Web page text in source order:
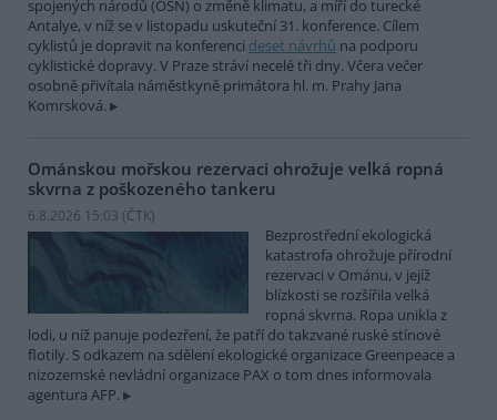
spojených národů (OSN) o změně klimatu, a míří do turecké
Antalye, v níž se v listopadu uskuteční 31. konference. Cílem
cyklistů je dopravit na konferenci deset návrhů na podporu
cyklistické dopravy. V Praze stráví necelé tři dny. Včera večer
osobně přivítala náměstkyně primátora hl. m. Prahy Jana
Komrsková.
Ománskou mořskou rezervaci ohrožuje velká ropná
skvrna z poškozeného tankeru
6.8.2026 15:03 (ČTK)
Bezprostřední ekologická
katastrofa ohrožuje přírodní
rezervaci v Ománu, v jejíž
blízkosti se rozšířila velká
ropná skvrna. Ropa unikla z
lodi, u níž panuje podezření, že patří do takzvané ruské stínové
flotily. S odkazem na sdělení ekologické organizace Greenpeace a
nizozemské nevládní organizace PAX o tom dnes informovala
agentura AFP.